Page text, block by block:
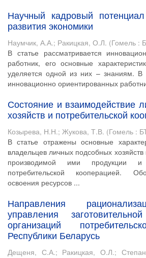
Научный кадровый
развития экономики
Наумчик, А.А.; Ракицкая, О.Л. (Гомель :
В статье рассматривается
работник, его основные
уделяется одной из них – знаниям. В
инновационно ориентированных
Состояние и взаимодействие
хозяйств и потребительской
Козырева, Н.Н.; Жукова, Т.В. (Гомель :
В статье отражены основные
владельцев личных подсобных
производимой ими продукции и
потребительской кооперацией.
освоения ресурсов ...
Направления
управления
организаций
Республики Беларусь
Дещеня, С.А.; Ракицкая, О.Л.;